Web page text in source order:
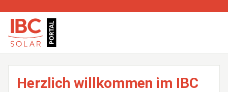
Herzlich willkommen im IBC